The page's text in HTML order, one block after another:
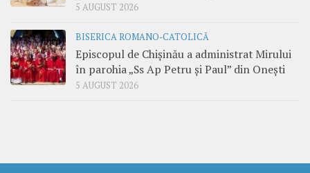
5 AUGUST 2026
BISERICA ROMANO-CATOLICĂ
Episcopul de Chișinău a administrat Mirului
în parohia „Ss Ap Petru și Paul” din Onești
5 AUGUST 2026